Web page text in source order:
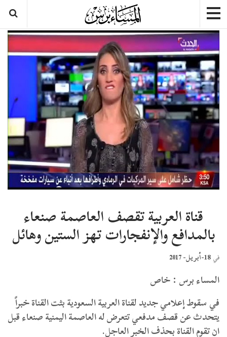
قناة العربية تقصف العاصمة صنعاء
بالمدافع والإنفجارات تهز الستين وهائل
في 18-أبريل- 2017
المساء برس : خاص
في سقوط إعلامي جديد لقناة العربية السعودية بثت القناة خبراً
يتحدث عن قصف مدفعي تتعرض له العاصمة اليمنية صنعاء قبل
ان تقوم القناة بحذف الخبر العاجل.